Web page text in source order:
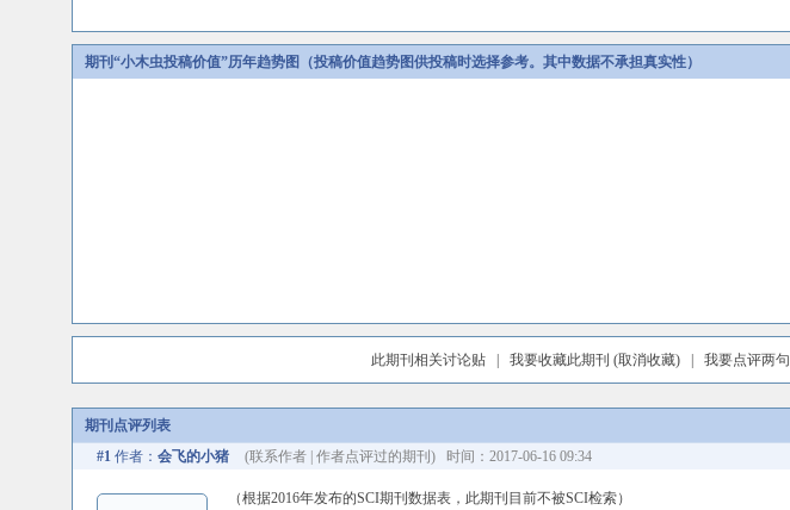
期刊“小木虫投稿价值”历年趋势图（投稿价值趋势图供投稿时选择参考。其中数据不承担真实性）
此期刊相关讨论贴| 我要收藏此期刊 (取消收藏)| 我要点评两句
期刊点评列表
#1作者： 会飞的小猪 (联系作者| 作者点评过的期刊 ) 时间：2017-06-16 09:34
（根据2016年发布的SCI期刊数据表，此期刊目前不被SCI检索）